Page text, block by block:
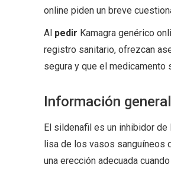
online piden un breve
Al pedir Kamagra genérico
registro sanitario, ofrezcan
segura y que el medicamento
Información
El sildenafil es un inhibidor
lisa de los vasos sanguíneos
una erección adecuada